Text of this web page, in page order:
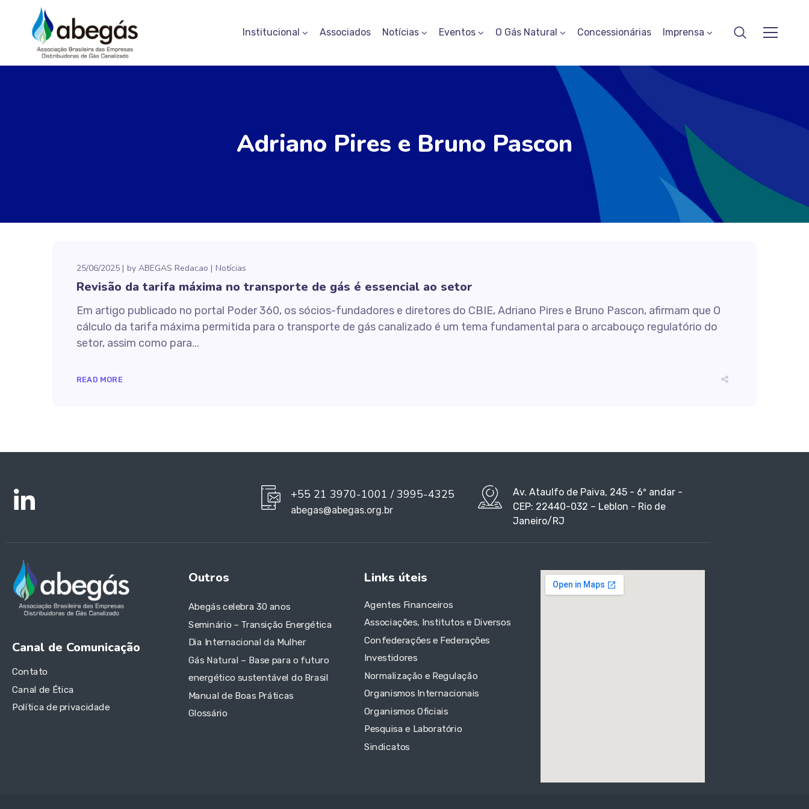
Institucional Associados Notícias Eventos O Gás Natural Concessionárias Imprensa
Adriano Pires e Bruno Pascon
25/06/2025 by ABEGAS Redacao Notícias
Revisão da tarifa máxima no transporte de gás é essencial ao setor
Em artigo publicado no portal Poder 360, os sócios-fundadores e diretores do CBIE, Adriano Pires e Bruno Pascon, afirmam que O
cálculo da tarifa máxima permitida para o transporte de gás canalizado é um tema fundamental para o arcabouço regulatório do
setor, assim como para...
READ MORE
+55 21 3970-1001 / 3995-4325
abegas@abegas.org.br
Av. Ataulfo de Paiva, 245 - 6º andar -
CEP: 22440-032 – Leblon - Rio de
Janeiro/RJ
Canal de Comunicação
Contato
Canal de Ética
Política de privacidade
Outros
Abegás celebra 30 anos
Seminário – Transição Energética
Dia Internacional da Mulher
Gás Natural – Base para o futuro
energético sustentável do Brasil
Manual de Boas Práticas
Glossário
Links úteis
Agentes Financeiros
Associações, Institutos e Diversos
Confederações e Federações
Investidores
Normalização e Regulação
Organismos Internacionais
Organismos Oficiais
Pesquisa e Laboratório
Sindicatos